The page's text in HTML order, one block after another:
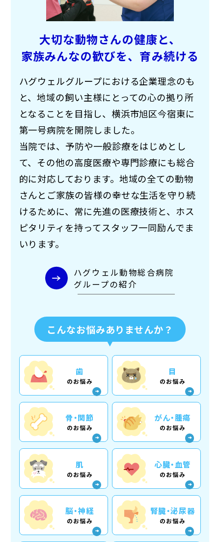
大切な動物さんの健康と、
家族みんなの歓びを、 育み続ける
ハグウェルグループにおける企業理念のも
と、地域の飼い主様にとっての心の拠り所
となることを目指し、横浜市旭区今宿東に
第一号病院を開院しました。
当院では、予防や一般診療をはじめとし
て、その他の高度医療や専門診療にも総合
的に対応しております。地域の全ての動物
さんとご家族の皆様の幸せな生活を守り続
けるために、常に先進の医療技術と、ホス
ピタリティを持ってスタッフ一同励んでま
いります。
ハグウェル動物総合病院
グループの紹介
こんなお悩みありませんか？
歯
のお悩み
目
のお悩み
骨・関節
のお悩み
がん・腫瘍
のお悩み
肌
のお悩み
心臓・血管
のお悩み
脳・神経
のお悩み
腎臓・泌尿器
のお悩み